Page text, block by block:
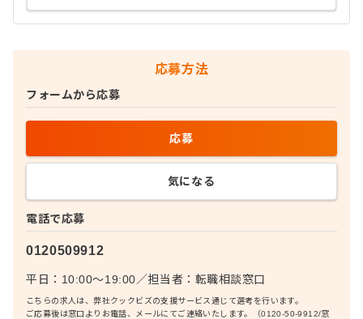
応募方法
電話で応募
0120509912
平日：10:00〜19:00／担当者： 転職相談窓口
こちらの求人は、弊社クックビズの支援サービス通じて選考を行います。
ご応募後は窓口よりお電話、メールにてご連絡いたします。（0120-50-9912/窓
フォームから応募
応募
気になる